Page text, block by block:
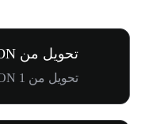
تحويل من ASMLON إلى AUD
تحويل من 1 ASMLON إلى $2.45K